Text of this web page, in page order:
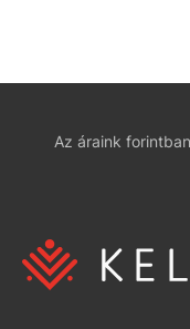
Az áraink